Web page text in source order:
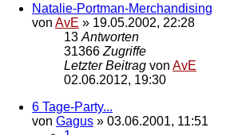
Natalie-Portman-Merchandising
von AvE » 19.05.2002, 22:28
13 Antworten
31366 Zugriffe
Letzter Beitrag von AvE
02.06.2012, 19:30
6 Tage-Party...
von Gagus » 03.06.2001, 11:51